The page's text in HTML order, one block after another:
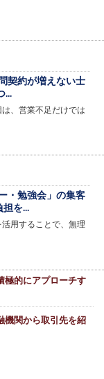
契約が増えない士
...
、営業不足だけでは
・勉強会」の集客
を...
用することで、無理
極的にアプローチす
機関から取引先を紹